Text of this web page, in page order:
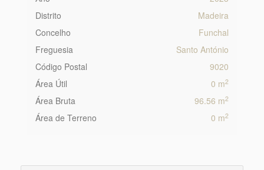
Distrito
Madeira
Concelho
Funchal
Freguesia
Santo António
Código Postal
9020
Área Útil
0 m2
Área Bruta 96.56 m2
Área de Terreno 0 m2